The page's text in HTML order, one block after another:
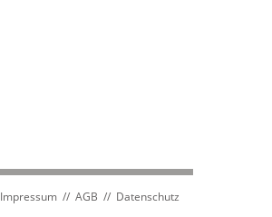
Impressum // AGB // Datenschutz